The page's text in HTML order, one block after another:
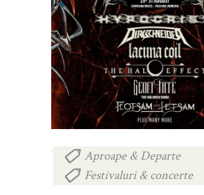
Aproape & Departe
Festivaluri & concerte